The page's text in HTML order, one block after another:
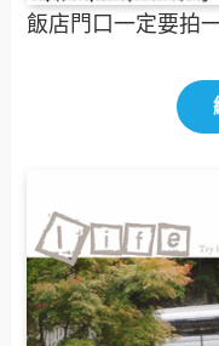
飯店門口一定要拍